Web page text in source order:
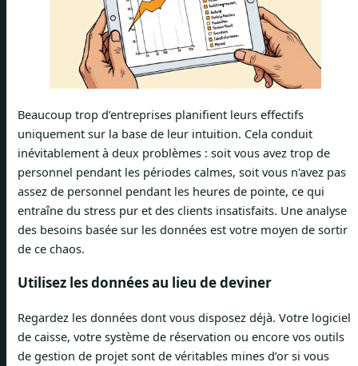
Beaucoup trop d’entreprises planifient leurs effectifs
uniquement sur la base de leur intuition. Cela conduit
inévitablement à deux problèmes : soit vous avez trop de
personnel pendant les périodes calmes, soit vous n'avez pas
assez de personnel pendant les heures de pointe, ce qui
entraîne du stress pur et des clients insatisfaits. Une analyse
des besoins basée sur les données est votre moyen de sortir
de ce chaos.
Utilisez les données au lieu de deviner
Regardez les données dont vous disposez déjà. Votre logiciel
de caisse, votre système de réservation ou encore vos outils
de gestion de projet sont de véritables mines d’or si vous